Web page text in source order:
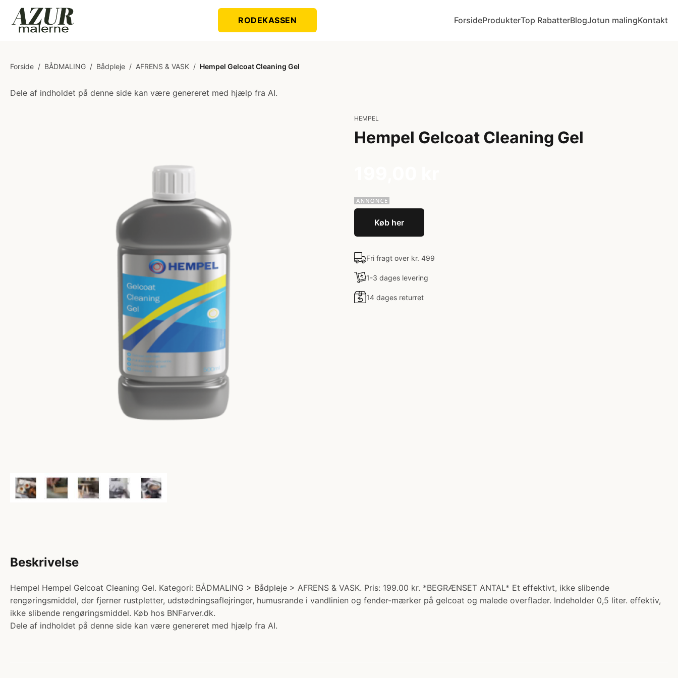
RODEKASSEN ForsideProdukterTop RabatterBlogJotun malingKontakt
Forside / BÅDMALING / Bådpleje / AFRENS & VASK / Hempel Gelcoat Cleaning Gel
Dele af indholdet på denne side kan være genereret med hjælp fra AI.
HEMPEL
Hempel Gelcoat Cleaning Gel
Køb her
Fri fragt over kr. 499
1-3 dages levering
14 dages returret
Beskrivelse
Hempel Hempel Gelcoat Cleaning Gel. Kategori: BÅDMALING > Bådpleje > AFRENS & VASK. Pris: 199.00 kr. *BEGRÆNSET ANTAL* Et effektivt, ikke slibende
rengøringsmiddel, der fjerner rustpletter, udstødningsaflejringer, humusrande i vandlinien og fender-mærker på gelcoat og malede overflader. Indeholder 0,5 liter. effektiv,
ikke slibende rengøringsmiddel. Køb hos BNFarver.dk.
Dele af indholdet på denne side kan være genereret med hjælp fra AI.